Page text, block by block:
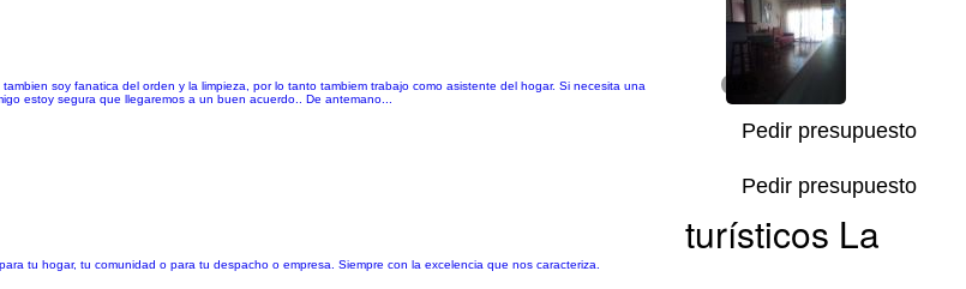
soy fanatica del orden y la limpieza, por lo tanto tambiem trabajo como asistente del hogar. Si necesita una
estoy segura que llegaremos a un buen acuerdo.. De antemano...
Pedir presupuesto
tu hogar, tu comunidad o para tu despacho o empresa. Siempre con la excelencia que nos caracteriza.
Pedir presupuesto
turísticos La